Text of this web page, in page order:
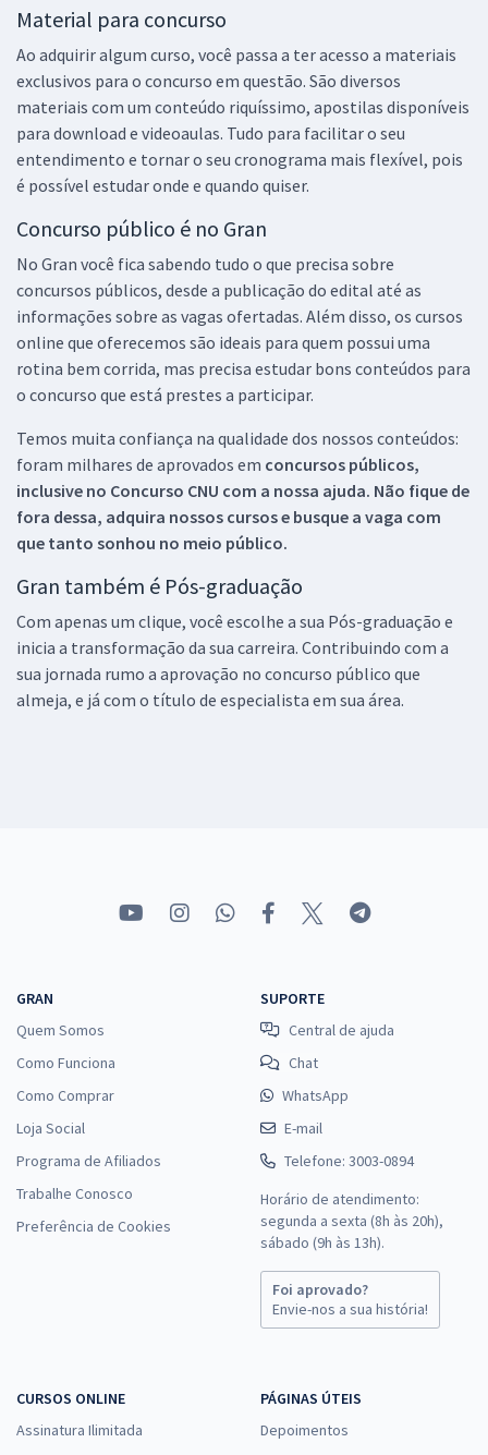
Material para concurso
Ao adquirir algum curso, você passa a ter acesso a materiais
exclusivos para o concurso em questão. São diversos
materiais com um conteúdo riquíssimo, apostilas disponíveis
para download e videoaulas. Tudo para facilitar o seu
entendimento e tornar o seu cronograma mais flexível, pois
é possível estudar onde e quando quiser.
Concurso público é no Gran
No Gran você fica sabendo tudo o que precisa sobre
concursos públicos, desde a publicação do edital até as
informações sobre as vagas ofertadas. Além disso, os cursos
online que oferecemos são ideais para quem possui uma
rotina bem corrida, mas precisa estudar bons conteúdos para
o concurso que está prestes a participar.
Temos muita confiança na qualidade dos nossos conteúdos:
foram milhares de aprovados em concursos públicos,
inclusive no Concurso CNU com a nossa ajuda. Não fique de
fora dessa, adquira nossos cursos e busque a vaga com
que tanto sonhou no meio público.
Gran também é Pós-graduação
Com apenas um clique, você escolhe a sua Pós-graduação e
inicia a transformação da sua carreira. Contribuindo com a
sua jornada rumo a aprovação no concurso público que
almeja, e já com o título de especialista em sua área.
GRAN
Quem Somos
Como Funciona
Como Comprar
Loja Social
Programa de Afiliados
Trabalhe Conosco
Preferência de Cookies
SUPORTE
Central de ajuda
Chat
WhatsApp
E-mail
Telefone: 3003-0894
Horário de atendimento:
segunda a sexta (8h às 20h),
sábado (9h às 13h).
Foi aprovado?
Envie-nos a sua história!
CURSOS ONLINE
Assinatura Ilimitada
PÁGINAS ÚTEIS
Depoimentos